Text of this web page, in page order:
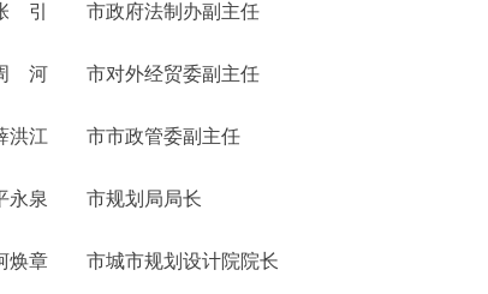
府法制办副主任
外经贸委副主任
市政管委副主任
规划局局长
城市规划设计院院长